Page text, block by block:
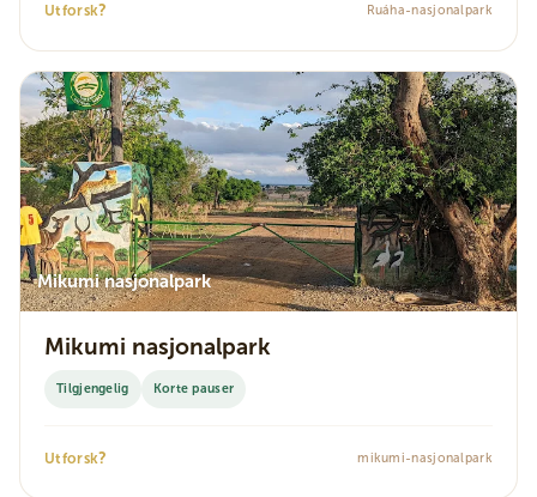
Utforsk? Ruáha-nasjonalpark
Mikumi nasjonalpark
Mikumi nasjonalpark
Tilgjengelig Korte pauser
Utforsk? mikumi-nasjonalpark